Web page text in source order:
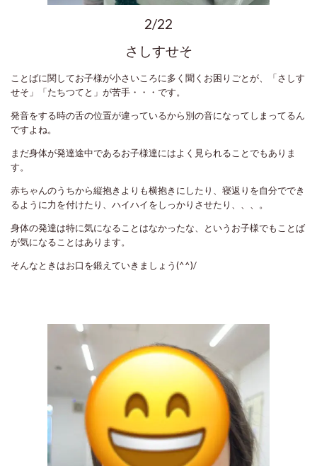
2/22
さしすせそ
ことばに関してお子様が小さいころに多く聞くお困りごとが、「さしす
せそ」「たちつてと」が苦手・・・です。
発音をする時の舌の位置が違っているから別の音になってしまってるん
ですよね。
まだ身体が発達途中であるお子様達にはよく見られることでもありま
す。
赤ちゃんのうちから縦抱きよりも横抱きにしたり、寝返りを自分ででき
るように力を付けたり、ハイハイをしっかりさせたり、、、。
身体の発達は特に気になることはなかったな、というお子様でもことば
が気になることはあります。
そんなときはお口を鍛えていきましょう(^^)/